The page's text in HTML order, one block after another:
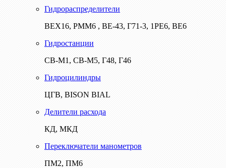
Гидрораспределители
ВЕХ16, РММ6 , ВЕ-43, Г71-3, 1РЕ6, ВЕ6
Гидростанции
СВ-М1, СВ-М5, Г48, Г46
Гидроцилиндры
ЦГВ, BISON BIAL
Делители расхода
КД, МКД
Переключатели манометров
ПМ2, ПМ6